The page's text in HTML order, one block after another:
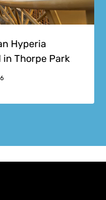
Hyperia
Thorpe Park